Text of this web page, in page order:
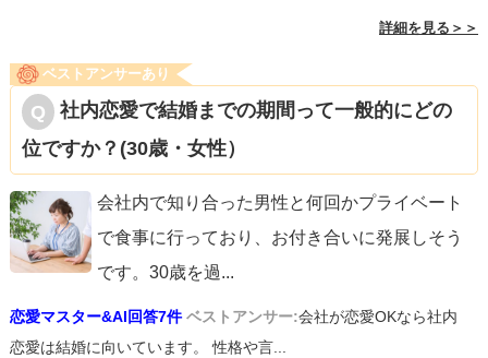
詳細を見る＞＞
ベストアンサーあり
社内恋愛で結婚までの期間って一般的にどの
位ですか？(30歳・女性）
会社内で知り合った男性と何回かプライベート
で食事に行っており、お付き合いに発展しそう
です。30歳を過...
恋愛マスター&AI回答7件 ベストアンサー:会社が恋愛OKなら社内
恋愛は結婚に向いています。 性格や言...